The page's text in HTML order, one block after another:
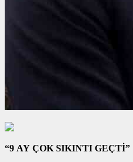
“9 AY ÇOK SIKINTI GEÇTİ”